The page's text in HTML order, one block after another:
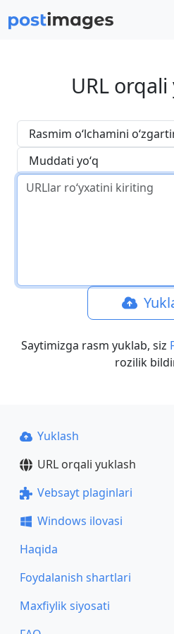
URL
Saytimizga rasm yuklab, siz
rozilik
Yuklash
URL orqali yuklash
Vebsayt plaginlari
Windows ilovasi
Haqida
Foydalanish shartlari
Maxfiylik siyosati